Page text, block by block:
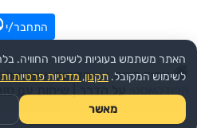
התחבר/י
עמוד הבית >> חדשות
על הדרך | שיחות עם
האתר משתמש בעוגיות לשיפור החוויה.
לשימוש המקובל. תקנון, מדיניות פרטיות
מאשר